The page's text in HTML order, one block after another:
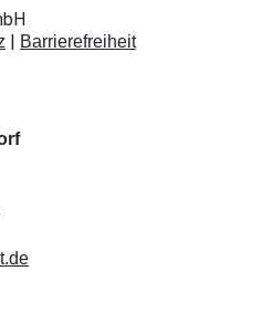
| Barrierefreiheit